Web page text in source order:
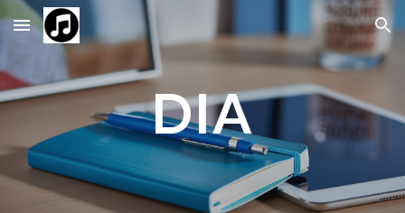
Skip to main content Skip to navigation
DIA